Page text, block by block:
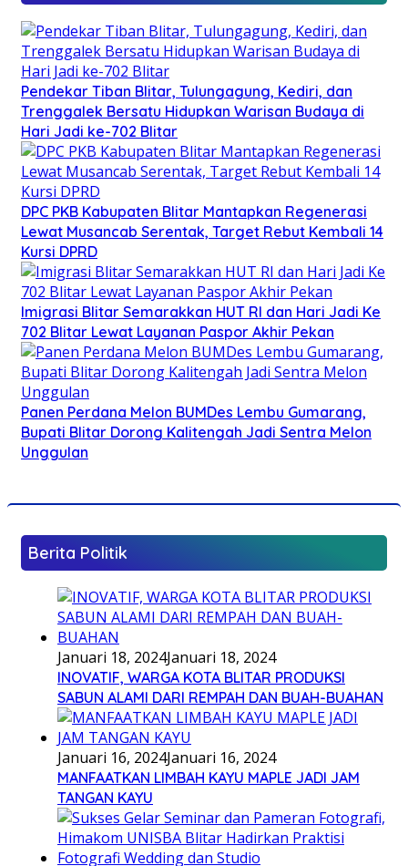
Pendekar Tiban Blitar, Tulungagung, Kediri, dan
Trenggalek Bersatu Hidupkan Warisan Budaya di
Hari Jadi ke-702 Blitar
DPC PKB Kabupaten Blitar Mantapkan Regenerasi
Lewat Musancab Serentak, Target Rebut Kembali 14
Kursi DPRD
Imigrasi Blitar Semarakkan HUT RI dan Hari Jadi Ke
702 Blitar Lewat Layanan Paspor Akhir Pekan
Panen Perdana Melon BUMDes Lembu Gumarang,
Bupati Blitar Dorong Kalitengah Jadi Sentra Melon
Unggulan
Berita Politik
Januari 18, 2024Januari 18, 2024
INOVATIF, WARGA KOTA BLITAR PRODUKSI
SABUN ALAMI DARI REMPAH DAN BUAH-BUAHAN
Januari 16, 2024Januari 16, 2024
MANFAATKAN LIMBAH KAYU MAPLE JADI JAM
TANGAN KAYU